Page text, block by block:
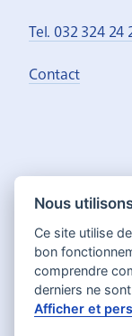
Tel. 032 324 24
Contact
Nous
Ce site utilise
bon
comprendre
derniers ne
Afficher et